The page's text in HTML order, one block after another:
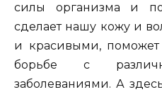
силы организма и
сделает нашу кожу и
и красивыми,
борьбе с
заболеваниями. А